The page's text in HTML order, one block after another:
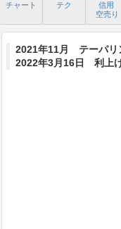
チャート テク
信用
空売り
2021年11月 テーパリ
2022年3月16日 利上